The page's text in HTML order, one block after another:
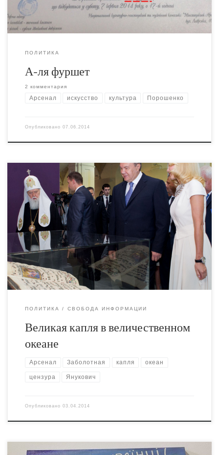
ПОЛИТИКА
А-ля фуршет
2 комментария
Арсенал искусство культура Порошенко
Опубликовано 07.06.2014
Немного новостей культуры: при непосредственном
участии "Художественного Арсенала" в Вене будет
проводиться посвящённая Майдану экспортная
выставка с оригинальным названием "Капля в океане".
От многих художников роль Арсенала в грядущем
мероприятии попытались мягко скрыть, чтобы не
отпугнуть.
ПОЛИТИКА СВОБОДА ИНФОРМАЦИИ
Великая капля в величественном
океане
Арсенал Заболотная капля океан
цензура Янукович
Опубликовано 03.04.2014